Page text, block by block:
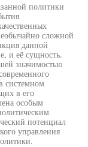
политики
сложной
данной
и её сущность.
значимостью
системном
в его
особым
потенциал
управления